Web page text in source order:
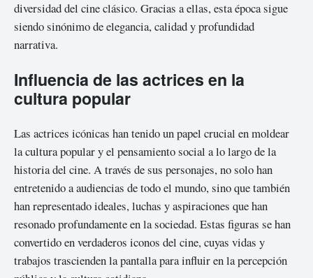
diversidad del cine clásico. Gracias a ellas, esta época sigue
siendo sinónimo de elegancia, calidad y profundidad
narrativa.
Influencia de las actrices en la
cultura popular
Las actrices icónicas han tenido un papel crucial en moldear
la cultura popular y el pensamiento social a lo largo de la
historia del cine. A través de sus personajes, no solo han
entretenido a audiencias de todo el mundo, sino que también
han representado ideales, luchas y aspiraciones que han
resonado profundamente en la sociedad. Estas figuras se han
convertido en verdaderos iconos del cine, cuyas vidas y
trabajos trascienden la pantalla para influir en la percepción